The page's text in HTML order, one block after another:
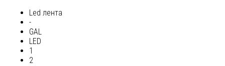
Led лента
-
GAL
LED
1
2